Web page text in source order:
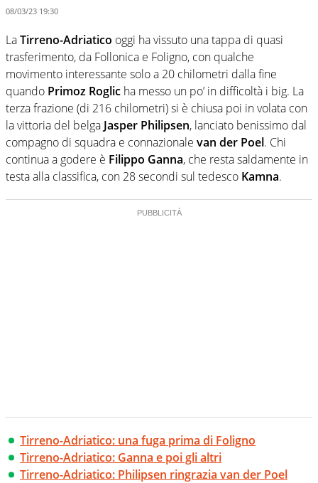
08/03/23 19:30
LaTirreno-Adriatico oggi ha vissuto una tappa di quasi
trasferimento, da Follonica e Foligno, con qualche
movimento interessante solo a 20 chilometri dalla fine
quando Primoz Roglic ha messo un po’ in difficoltà i big. La
terza frazione (di 216 chilometri) si è chiusa poi in volata con
la vittoria del belga Jasper Philipsen, lanciato benissimo dal
compagno di squadra e connazionale van der Poel. Chi
continua a godere è Filippo Ganna, che resta saldamente in
testa alla classifica, con 28 secondi sul tedesco Kamna.
Tirreno-Adriatico: una fuga prima di Foligno
Tirreno-Adriatico: Ganna e poi gli altri
Tirreno-Adriatico: Philipsen ringrazia van der Poel